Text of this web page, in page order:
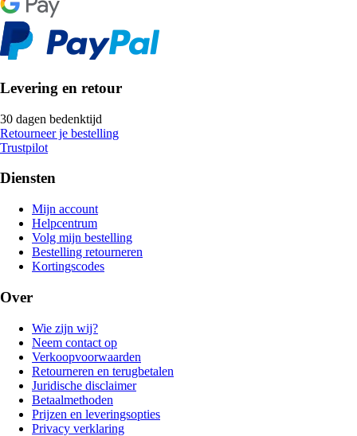
Levering en retour
30 dagen bedenktijd
Retourneer je bestelling
Trustpilot
Diensten
Mijn account
Helpcentrum
Volg mijn bestelling
Bestelling retourneren
Kortingscodes
Over
Wie zijn wij?
Neem contact op
Verkoopvoorwaarden
Retourneren en terugbetalen
Juridische disclaimer
Betaalmethoden
Prijzen en leveringsopties
Privacy verklaring